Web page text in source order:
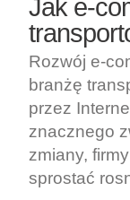
Jak e-
Rozwój e-
branżę
przez
znacznego
zmiany,
sprostać